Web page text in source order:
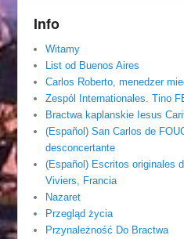
Info
Witamy
List od Buenos Aires
Carlos Roberto, menedzer
Zespól Internationales. Tino
Bractwa kaplanskie Iesus
(Español) San Carlos de
desconcertante
(Español) Escritos originales
Viviers, Francia
Nazaret
Przegląd życia
Przynależność Do Bractwa